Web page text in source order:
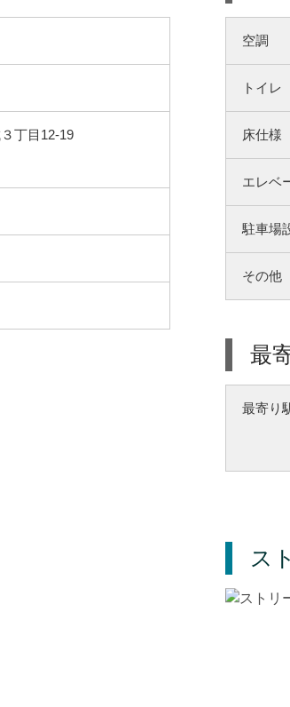
丁目12-19
空調
トイレ
床仕様
エレベ
駐車場
その他
最
最寄り
ス